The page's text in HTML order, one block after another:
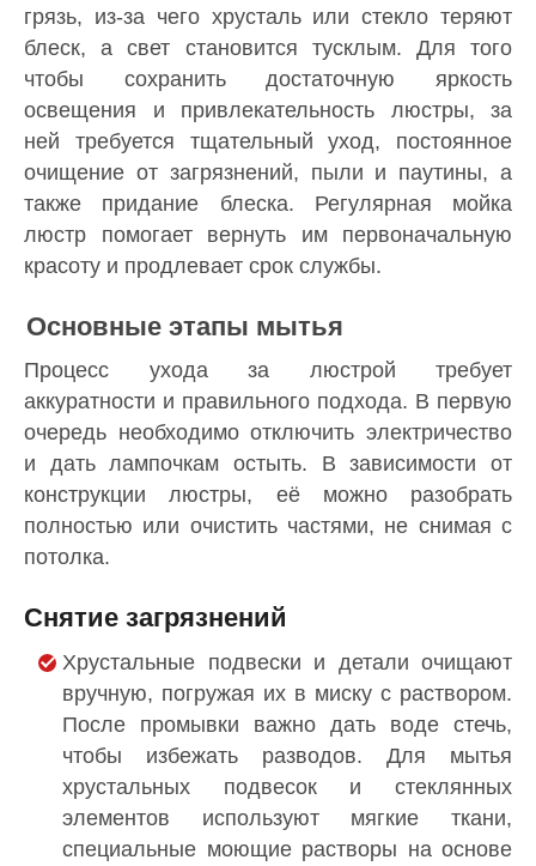
грязь, из-за чего хрусталь или стекло теряют
блеск, а свет становится тусклым. Для того
чтобы сохранить достаточную яркость
освещения и привлекательность люстры, за
ней требуется тщательный уход, постоянное
очищение от загрязнений, пыли и паутины, а
также придание блеска. Регулярная мойка
люстр помогает вернуть им первоначальную
красоту и продлевает срок службы.
Основные этапы мытья
Процесс ухода за люстрой требует
аккуратности и правильного подхода. В первую
очередь необходимо отключить электричество
и дать лампочкам остыть. В зависимости от
конструкции люстры, её можно разобрать
полностью или очистить частями, не снимая с
потолка.
Снятие загрязнений
Хрустальные подвески и детали очищают
вручную, погружая их в миску с раствором.
После промывки важно дать воде стечь,
чтобы избежать разводов. Для мытья
хрустальных подвесок и стеклянных
элементов используют мягкие ткани,
специальные моющие растворы на основе